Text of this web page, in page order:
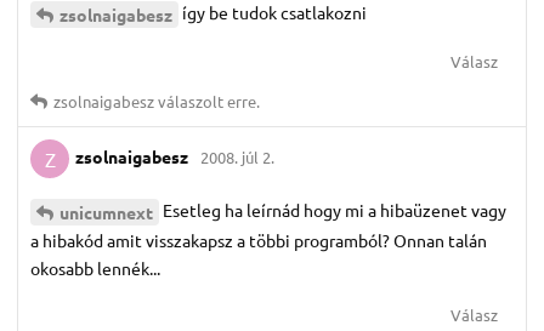
zsolnaigabesz így be tudok csatlakozni
Válasz
zsolnaigabeszválaszolt erre.
Z zsolnaigabesz 2008. júl 2.
unicumnext Esetleg ha leírnád hogy mi a hibaüzenet vagy
a hibakód amit visszakapsz a többi programból? Onnan talán
okosabb lennék...
Válasz